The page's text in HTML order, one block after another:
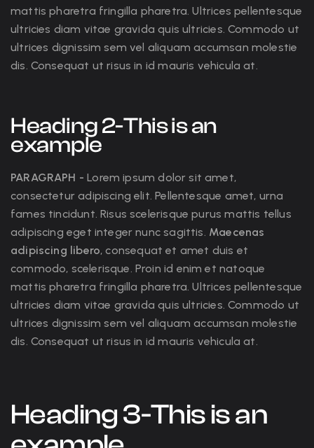
mattis pharetra fringilla pharetra. Ultrices pellentesque
ultricies diam vitae gravida quis ultricies. Commodo ut
ultrices dignissim sem vel aliquam accumsan molestie
dis. Consequat ut risus in id mauris vehicula at.
Heading 2-This is an
example
PARAGRAPH - Lorem ipsum dolor sit amet,
consectetur adipiscing elit. Pellentesque amet, urna
fames tincidunt. Risus scelerisque purus mattis tellus
adipiscing eget integer nunc sagittis. Maecenas
adipiscing libero, consequat et amet duis et
commodo, scelerisque. Proin id enim et natoque
mattis pharetra fringilla pharetra. Ultrices pellentesque
ultricies diam vitae gravida quis ultricies. Commodo ut
ultrices dignissim sem vel aliquam accumsan molestie
dis. Consequat ut risus in id mauris vehicula at.
Heading 3-This is an